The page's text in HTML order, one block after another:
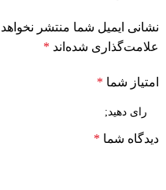
نشانی ایمیل شما منتشر
علامت‌گذاری شده‌اند *
امتیاز شما *
دیدگاه شما *